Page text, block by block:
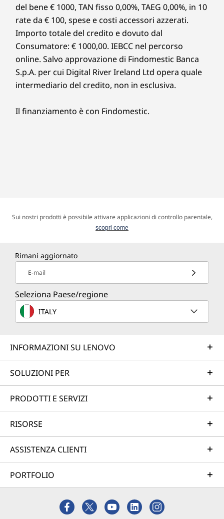
del bene € 1000, TAN fisso 0,00%, TAEG 0,00%, in 10
rate da € 100, spese e costi accessori azzerati.
Importo totale del credito e dovuto dal
Consumatore: € 1000,00. IEBCC nel percorso
online. Salvo approvazione di Findomestic Banca
S.p.A. per cui Digital River Ireland Ltd opera quale
intermediario del credito, non in esclusiva.
Il finanziamento è con Findomestic.
Sui nostri prodotti è possibile attivare applicazioni di controllo parentale,
scopri come
Rimani aggiornato
E-mail
Seleziona Paese/regione
ITALY
INFORMAZIONI SU LENOVO
SOLUZIONI PER
PRODOTTI E SERVIZI
RISORSE
ASSISTENZA CLIENTI
PORTFOLIO